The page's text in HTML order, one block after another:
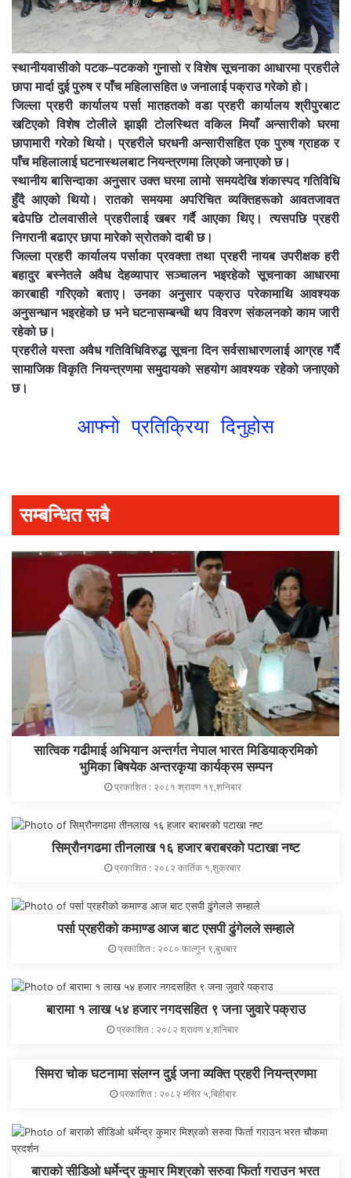
स्थानीयवासीको पटक–पटकको गुनासो र विशेष सूचनाका आधारमा प्रहरीले
छापा मार्दा दुई पुरुष र पाँच महिलासहित ७ जनालाई पक्राउ गरेको हो।
जिल्ला प्रहरी कार्यालय पर्सा मातहतको वडा प्रहरी कार्यालय श्रीपुरबाट
खटिएको विशेष टोलीले झाझी टोलस्थित वकिल मियाँ अन्सारीको घरमा
छापामारी गरेको थियो। प्रहरीले घरधनी अन्सारीसहित एक पुरुष ग्राहक र
पाँच महिलालाई घटनास्थलबाट नियन्त्रणमा लिएको जनाएको छ।
स्थानीय बासिन्दाका अनुसार उक्त घरमा लामो समयदेखि शंकास्पद गतिविधि
हुँदै आएको थियो। रातको समयमा अपरिचित व्यक्तिहरूको आवतजावत
बढेपछि टोलवासीले प्रहरीलाई खबर गर्दै आएका थिए। त्यसपछि प्रहरी
निगरानी बढाएर छापा मारेको स्रोतको दाबी छ।
जिल्ला प्रहरी कार्यालय पर्साका प्रवक्ता तथा प्रहरी नायब उपरीक्षक हरी
बहादुर बस्नेतले अवैध देहव्यापार सञ्चालन भइरहेको सूचनाका आधारमा
कारबाही गरिएको बताए। उनका अनुसार पक्राउ परेकामाथि आवश्यक
अनुसन्धान भइरहेको छ भने घटनासम्बन्धी थप विवरण संकलनको काम जारी
रहेको छ।
प्रहरीले यस्ता अवैध गतिविधिविरुद्ध सूचना दिन सर्वसाधारणलाई आग्रह गर्दै
सामाजिक विकृति नियन्त्रणमा समुदायको सहयोग आवश्यक रहेको जनाएको
छ।
आफ्नो प्रतिक्रिया दिनुहोस
सम्बन्धित सबै
सात्विक गढीमाई अभियान अन्तर्गत नेपाल भारत मिडियाक्रमिको
भुमिका बिषयेक अन्तरकृया कार्यक्रम सम्पन
प्रकाशित : २०८१ श्रावण १९,शनिबार
सिम्रौनगढमा तीनलाख १६ हजार बराबरको पटाखा नष्ट
प्रकाशित : २०८२ कार्तिक १,शुक्रबार
पर्सा प्रहरीको कमाण्ड आज बाट एसपी ढुंगेलले सम्हाले
प्रकाशित : २०८० फाल्गुन ९,बुधबार
बारामा १ लाख ५४ हजार नगदसहित ९ जना जुवारे पक्राउ
प्रकाशित : २०८२ श्रावण ४,शनिबार
सिमरा चोक घटनामा संलग्न दुई जना व्यक्ति प्रहरी नियन्त्रणमा
प्रकाशित : २०८२ मंसिर ५,बिहीबार
बाराको सीडिओ धर्मेन्द्र कुमार मिश्रको सरुवा फिर्ता गराउन भरत